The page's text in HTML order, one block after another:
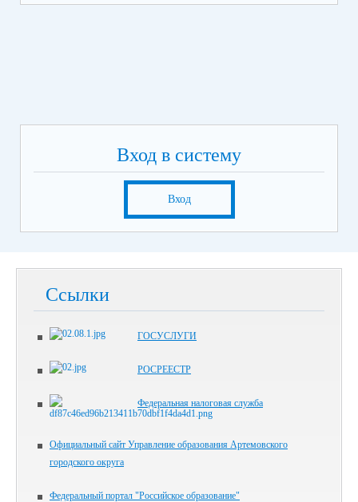
Вход в систему
Вход
Ссылки
ГОСУСЛУГИ
РОСРЕЕСТР
Федеральная налоговая служба
Официальный сайт Управление образования Артемовского
городского округа
Федеральный портал "Российское образование"